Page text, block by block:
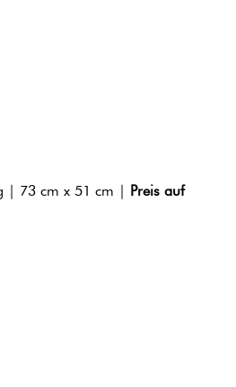
| 73 cm x 51 cm | Preis auf